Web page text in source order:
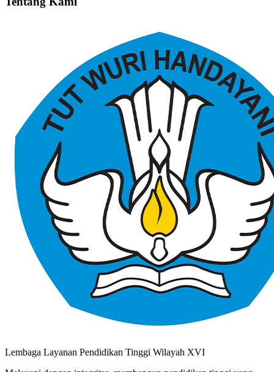
Lembaga Layanan Pendidikan Tinggi Wilayah XVI